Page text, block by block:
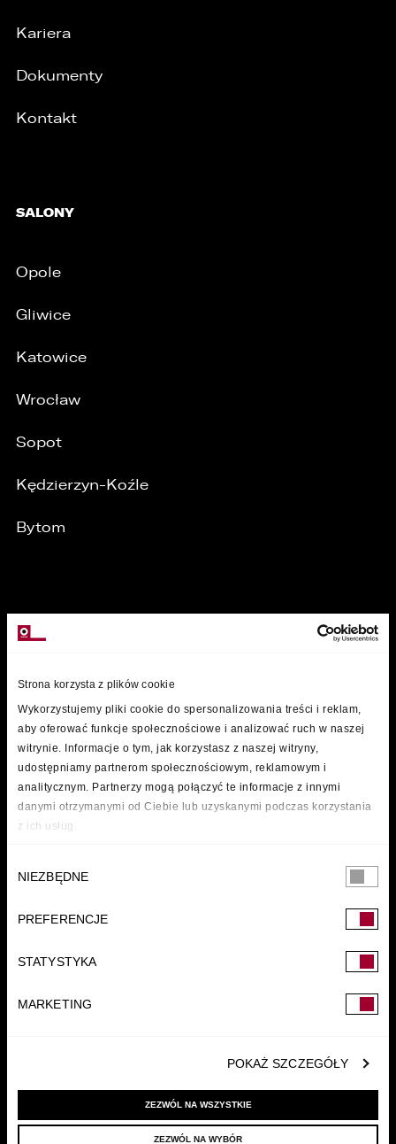
Strona korzysta z plików cookie
Wykorzystujemy pliki cookie do spersonalizowania treści i reklam,
aby oferować funkcje społecznościowe i analizować ruch w naszej
witrynie. Informacje o tym, jak korzystasz z naszej witryny,
udostępniamy partnerom społecznościowym, reklamowym i
analitycznym. Partnerzy mogą połączyć te informacje z innymi
danymi otrzymanymi od Ciebie lub uzyskanymi podczas korzystania
z ich usług.
zgody
NIEZBĘDNE
PREFERENCJE
STATYSTYKA
MARKETING
POKAŻ SZCZEGÓŁY
ZEZWÓL NA WSZYSTKIE
ZEZWÓL NA WYBÓR
Kariera
Dokumenty
Kontakt
SALONY
Opole
Gliwice
Katowice
Wrocław
Sopot
Kędzierzyn-Koźle
Bytom
FUNDACJA